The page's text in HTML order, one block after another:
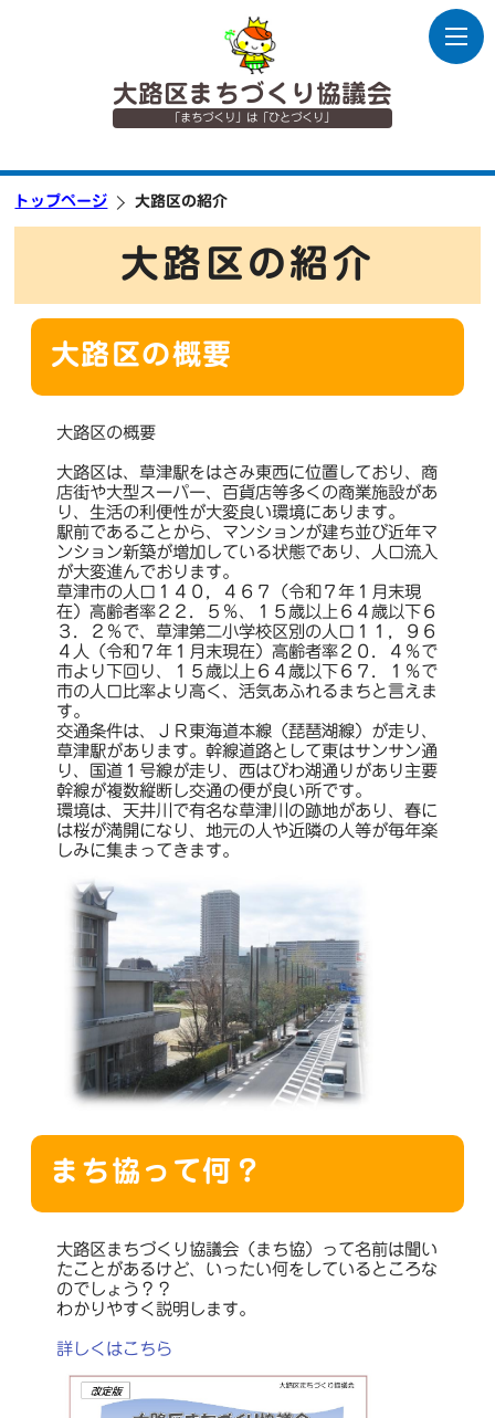
大路区まちづくり協議会
「まちづくり」は「ひとづくり」
トップページ 大路区の紹介
大路区の紹介
大路区の概要
大路区の概要
大路区は、草津駅をはさみ東西に位置しており、商
店街や大型スーパー、百貨店等多くの商業施設があ
り、生活の利便性が大変良い環境にあります。
駅前であることから、マンションが建ち並び近年マ
ンション新築が増加している状態であり、人口流入
が大変進んでおります。
草津市の人口１４０，４６７（令和７年１月末現
在）高齢者率２２．５％、１５歳以上６４歳以下６
３．２％で、草津第二小学校区別の人口１１，９６
４人（令和７年１月末現在）高齢者率２０．４％で
市より下回り、１５歳以上６４歳以下６７．１％で
市の人口比率より高く、活気あふれるまちと言えま
す。
交通条件は、ＪＲ東海道本線（琵琶湖線）が走り、
草津駅があります。幹線道路として東はサンサン通
り、国道１号線が走り、西はびわ湖通りがあり主要
幹線が複数縦断し交通の便が良い所です。
環境は、天井川で有名な草津川の跡地があり、春に
は桜が満開になり、地元の人や近隣の人等が毎年楽
しみに集まってきます。
まち協って何？
大路区まちづくり協議会（まち協）って名前は聞い
たことがあるけど、いったい何をしているところな
のでしょう？？
わかりやすく説明します。
詳しくはこちら